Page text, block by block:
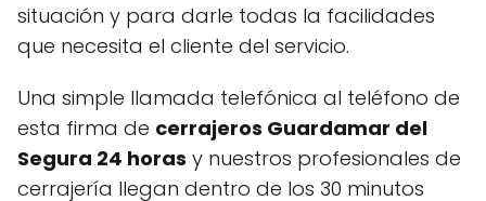
situación y para darle todas la facilidades
que necesita el cliente del servicio.
Una simple llamada telefónica al teléfono de
esta firma de cerrajeros Guardamar del
Segura 24 horas y nuestros profesionales de
cerrajería llegan dentro de los 30 minutos